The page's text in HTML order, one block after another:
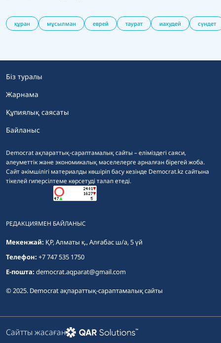
құран мұсылман еврей таурат иахудей сүндет
Democrat ақпараттық-сараптамалық сайты – еліміздегі саяси,
әлеуметтік және экономикалық мәселелерге арналған бірегей жоба.
Сайт әкімшілігі материалды көшіріп басу кезінде Democrat.kz сайтына
тікелей гиперсілтеме көрсетуді талап етеді.
Біз туралы
Жарнама
Құпиялық саясаты
Байланыс
РЕДАКЦИЯМЕН БАЙЛАНЫС
Мекенжай: ҚР, Алматы қ., Алғабас ш/а, 5 үй
Телефон: +7 747 535 1750
E-пошта: democrat.aqparat@gmail.com
© 2025. Democrat ақпараттық-сараптамалық сайты
Сайтты жасаған